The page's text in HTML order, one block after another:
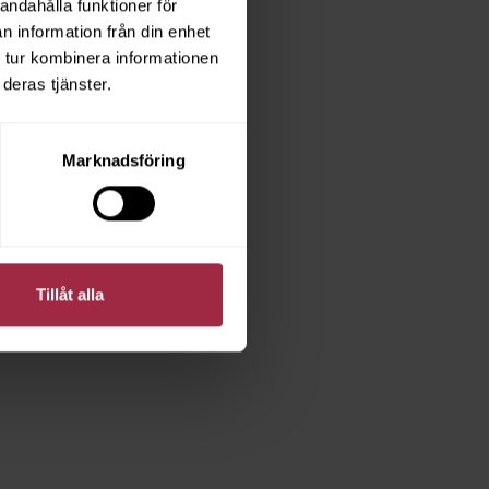
funktioner för
information från din enhet
kombinera informationen
tjänster.
Marknadsföring
Tillåt alla